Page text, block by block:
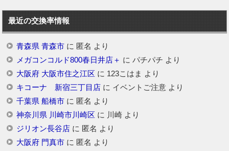
最近の交換率情報
青森県 青森市に 匿名 より
メガコンコルド800春日井店＋ に パチパチ より
大阪府 大阪市住之江区 に 123こはま より
キコーナ 新宿三丁目店に イベントご注意より
千葉県 船橋市に 匿名 より
神奈川県 川崎市川崎区 に 川崎より
ジリオン長谷店に 匿名 より
大阪府 門真市に 匿名 より